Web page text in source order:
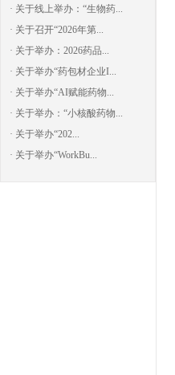
· 关于线上举办：“生物药...
· 关于召开“2026年第...
· 关于举办：2026药品...
· 关于举办“药包材企业I...
· 关于举办“AI赋能药物...
· 关于举办：“小核酸药物...
· 关于举办“202...
· 关于举办“WorkBu...